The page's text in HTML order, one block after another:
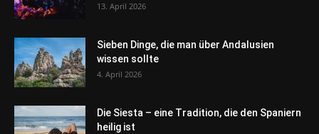
13. April 2026
Sieben Dinge, die man über Andalusien
wissen sollte
4. April 2026
Die Siesta – eine Tradition, die den Spaniern
heilig ist